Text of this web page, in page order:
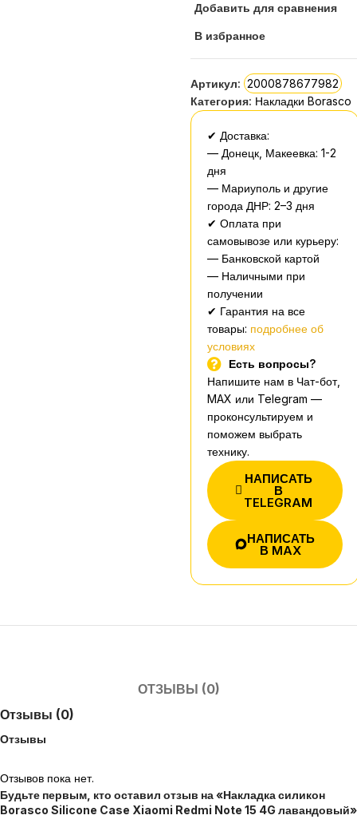
Добавить для сравнения
В избранное
Артикул: 2000878677982
Категория: Накладки Borasco
✔ Доставка:
— Донецк, Макеевка: 1-2
дня
— Мариуполь и другие
города ДНР: 2–3 дня
✔ Оплата при
самовывозе или курьеру:
— Банковской картой
— Наличными при
получении
✔ Гарантия на все
товары: подробнее об
условиях
Есть вопросы?
Напишите нам в Чат-бот,
MAX или Telegram —
проконсультируем и
поможем выбрать
технику.
НАПИСАТЬ
В
TELEGRAM
НАПИСАТЬ
В MAX
ОТЗЫВЫ (0)
Отзывы (0)
Отзывы
Отзывов пока нет.
Будьте первым, кто оставил отзыв на «Накладка силикон
Borasco Silicone Case Xiaomi Redmi Note 15 4G лавандовый»